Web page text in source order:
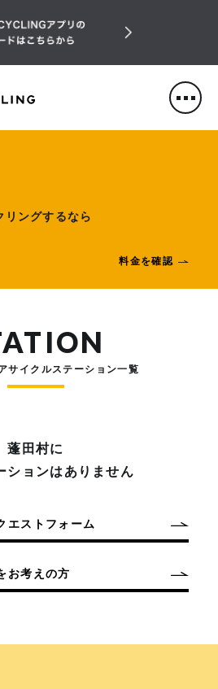
HELLO CYCLING（ハローサ
リングするなら
料金を確認
サイクルステーション一覧
蓬田村に
ションはありません
エストフォーム
お考えの方